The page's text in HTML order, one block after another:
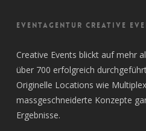
EVENTAGENTUR CREATIVE
Creative Events blickt auf mehr
über 700 erfolgreich
Originelle Locations wie
massgeschneiderte Konzepte
Ergebnisse.